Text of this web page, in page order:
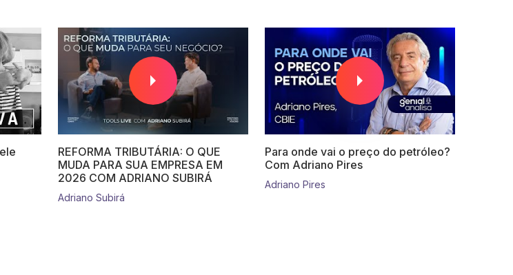
REFORMA TRIBUTÁRIA: O QUE
MUDA PARA SUA EMPRESA EM
2026 COM ADRIANO SUBIRÁ
Adriano Subirá
Para onde vai o preço do petróleo?
Com Adriano Pires
Adriano Pires